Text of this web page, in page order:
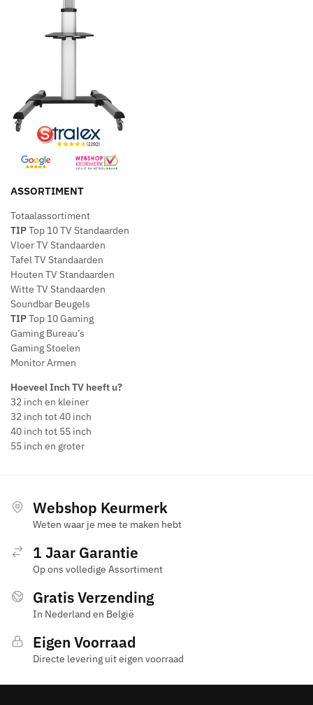
ASSORTIMENT
Totaalassortiment
TIPTop 10 TV Standaarden
Vloer TV Standaarden
Tafel TV Standaarden
Houten TV Standaarden
Witte TV Standaarden
Soundbar Beugels
TIPTop 10 Gaming
Gaming Bureau’s
Gaming Stoelen
Monitor Armen
Hoeveel Inch TV heeft u?
32 inch en kleiner
32 inch tot 40 inch
40 inch tot 55 inch
55 inch en groter
Webshop Keurmerk
Weten waar je mee te maken hebt
1 Jaar Garantie
Op ons volledige Assortiment
Gratis Verzending
In Nederland en België
Eigen Voorraad
Directe levering uit eigen voorraad